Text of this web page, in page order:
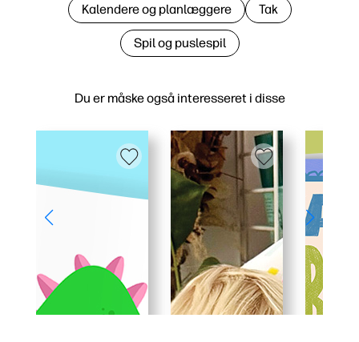
Du er måske også interesseret i disse
Kalendere og planlæggere Tak
Spil og puslespil